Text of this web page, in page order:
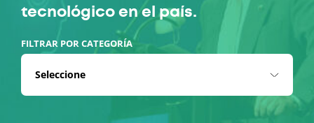
tecnológico en el país.
FILTRAR POR CATEGORÍA